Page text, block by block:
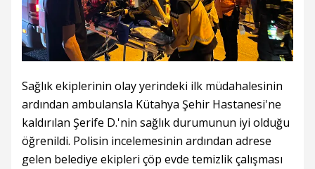
Sağlık ekiplerinin olay yerindeki ilk müdahalesinin
ardından ambulansla Kütahya Şehir Hastanesi'ne
kaldırılan Şerife D.'nin sağlık durumunun iyi olduğu
öğrenildi. Polisin incelemesinin ardından adrese
gelen belediye ekipleri çöp evde temizlik çalışması